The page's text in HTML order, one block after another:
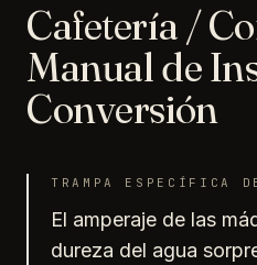
Cafetería /
Manual de
Conversión
TRAMPA ESPECÍFICA
El amperaje de las
dureza del agua